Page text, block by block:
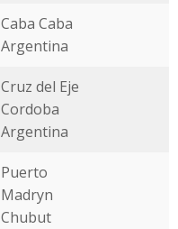
Caba Caba
Argentina
Cruz del Eje
Cordoba
Argentina
Puerto
Madryn
Chubut